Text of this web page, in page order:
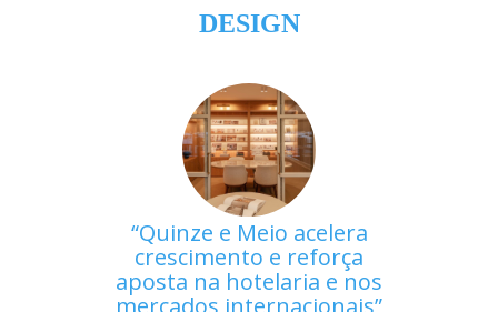
DESIGN
Quinze e Meio acelera
crescimento e reforça
aposta na hotelaria e nos